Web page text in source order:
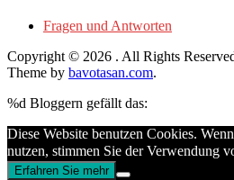
Fragen und Antworten
Copyright © 2026 . All Rights
Theme by bavotasan.com.
%d Bloggern gefällt das:
Diese Website benutzen Cookies.
nutzen, stimmen Sie der Verwendung
Erfahren Sie mehr